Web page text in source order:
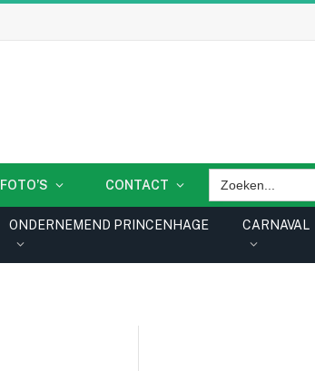
FOTO’S CONTACT
Zoek
naar:
ONDERNEMEND PRINCENHAGE CARNAVAL